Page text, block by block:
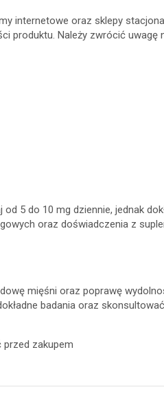
internetowe oraz sklepy
produktu. Należy zwrócić uwagę
5 do 10 mg dziennie, jednak
oraz doświadczenia z
mięśni oraz poprawę
badania oraz